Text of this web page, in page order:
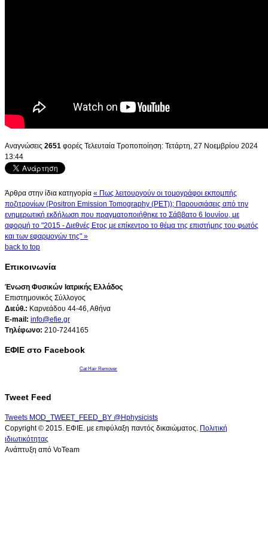
Αναγνώσεις 2651 φορές Τελευταία Τροποποίηση: Τετάρτη, 27 Νοεμβρίου 2024
13:44
Άρθρα στην ίδια κατηγορία « Πως λειτουργούν οι τομογράφοι εκπομπής
ποζιτρονίων (Positron Emission Tomography (PET)); Παρουσιάσεις από την
ενημερωτική εκδήλωση που πραγματοποιήθηκε το Σάββατο 6 Ιουνίου, με
αφορμή το "2015 - Διεθνές Ετος με επίκεντρο το θέμα της επιστήμης του φωτός
και των εφαρμογών της" »
back to top
Επικοινωνία
Ένωση Φυσικών Ιατρικής Ελλάδος
Επιστημονικός Σύλλογος
Διεύθ.: Καρνεάδου 44-46, Αθήνα
E-mail: info@efie.gr
Tηλέφωνο: 210-7244165
ΕΦΙΕ στο Facebook
Cat Hair Remover
Tweet Feed
Tweets MOD_TWEET_FEED_BY @Hphysicists
Copyright © 2015. ΕΦΙΕ. με επιφύλαξη παντός δικαιώματος. Πολιτική
ιδιωτικότητας
Ανάπτυξη από VoTeam